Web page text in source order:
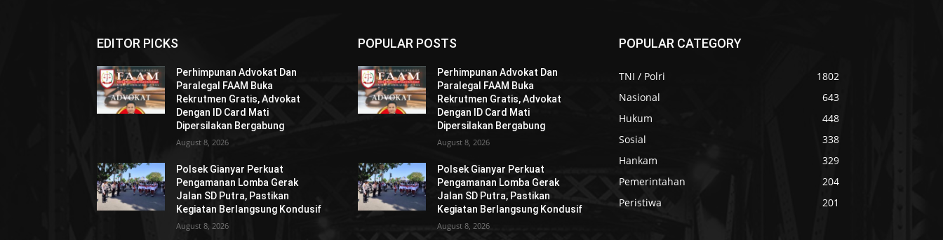
EDITOR PICKS
Perhimpunan Advokat Dan
Paralegal FAAM Buka
Rekrutmen Gratis, Advokat
Dengan ID Card Mati
Dipersilakan Bergabung
August 8, 2026
Polsek Gianyar Perkuat
Pengamanan Lomba Gerak
Jalan SD Putra, Pastikan
Kegiatan Berlangsung Kondusif
August 8, 2026
POPULAR POSTS
Perhimpunan Advokat Dan
Paralegal FAAM Buka
Rekrutmen Gratis, Advokat
Dengan ID Card Mati
Dipersilakan Bergabung
August 8, 2026
Polsek Gianyar Perkuat
Pengamanan Lomba Gerak
Jalan SD Putra, Pastikan
Kegiatan Berlangsung Kondusif
August 8, 2026
POPULAR CATEGORY
TNI / Polri
1802
Nasional
643
Hukum
448
Sosial
338
Hankam
329
Pemerintahan
204
Peristiwa
201